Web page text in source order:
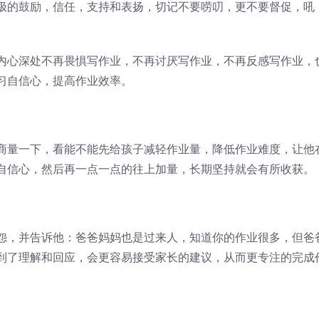
鼓励，信任，支持和表扬，切记不要唠叨，更不要督促，吼
深处不再畏惧写作业，不再讨厌写作业，不再反感写作业，
信心，提高作业效率。
一下，看能不能先给孩子减轻作业量，降低作业难度，让他
心，然后再一点一点的往上加量，长期坚持就会有所收获。
并告诉他：爸爸妈妈也是过来人，知道你的作业很多，但爸
理解和回应，会更容易接受家长的建议，从而更专注的完成